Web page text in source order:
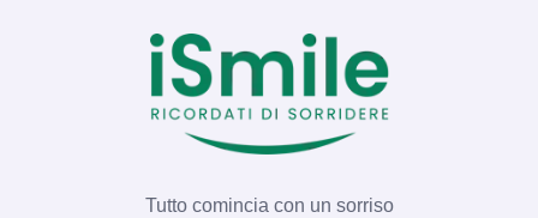
Tutto comincia con un sorriso